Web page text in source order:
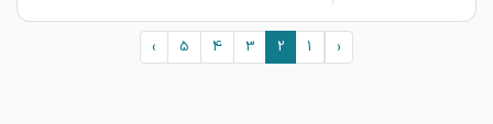
‹
1
2
3
4
5
›